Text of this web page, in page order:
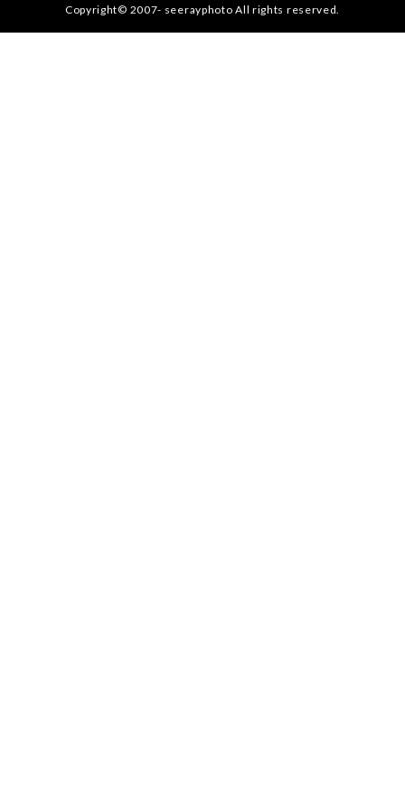
Copyright© 2007- seerayphoto All rights reserved.